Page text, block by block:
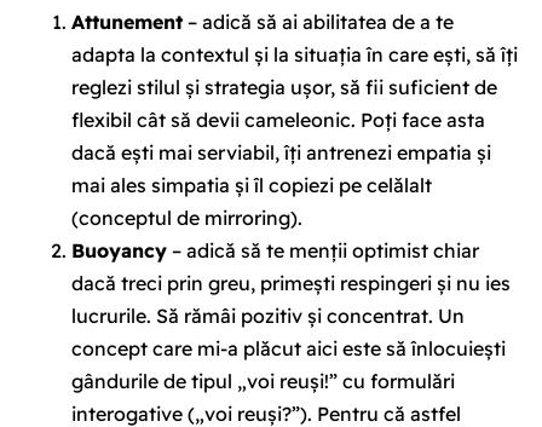
Attunement– adică să ai abilitatea de a te
adapta la contextul și la situația în care ești, să îți
reglezi stilul și strategia ușor, să fii suficient de
flexibil cât să devii cameleonic. Poți face asta
dacă ești mai serviabil, îți antrenezi empatia și
mai ales simpatia și îl copiezi pe celălalt
(conceptul de mirroring).
Buoyancy– adică să te menții optimist chiar
dacă treci prin greu, primești respingeri și nu ies
lucrurile. Să rămâi pozitiv și concentrat. Un
concept care mi-a plăcut aici este să înlocuiești
gândurile de tipul „voi reuși!” cu formulări
interogative („voi reuși?”). Pentru că astfel